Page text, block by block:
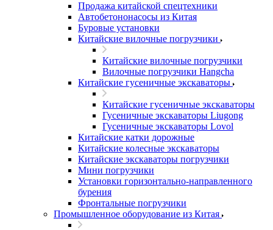
Продажа китайской спецтехники
Автобетононасосы из Китая
Буровые установки
Китайские вилочные погрузчики
Китайские вилочные погрузчики
Вилочные погрузчики Hangcha
Китайские гусеничные экскаваторы
Китайские гусеничные экскаваторы
Гусеничные экскаваторы Liugong
Гусеничные экскаваторы Lovol
Китайские катки дорожные
Китайские колесные экскаваторы
Китайские экскаваторы погрузчики
Мини погрузчики
Установки горизонтально-направленного
бурения
Фронтальные погрузчики
Промышленное оборудование из Китая